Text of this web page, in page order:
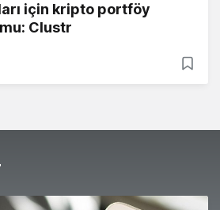
için kripto portföy
Clustr